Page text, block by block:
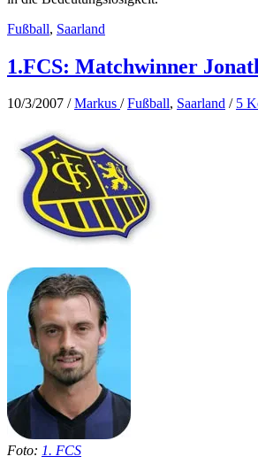
Fußball, Saarland
1.FCS: Matchwinner
10/3/2007 /Markus /Fußball, Saarland / 5
Foto: 1. FCS